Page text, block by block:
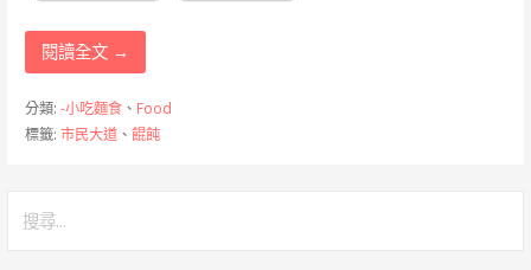
閱讀全文 →
分類: -小吃麵食、 Food
標籤: 市民大道、 餛飩